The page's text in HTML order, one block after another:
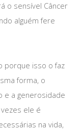
o sensível Câncer
alguém fere
porque isso o faz
forma, o
e a generosidade
ele é
na vida,